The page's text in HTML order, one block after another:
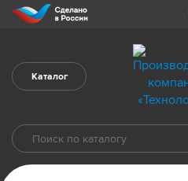
Каталог